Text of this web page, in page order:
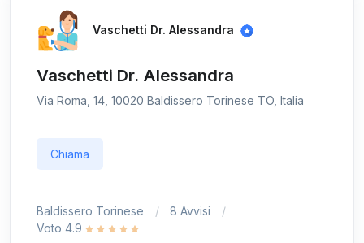
Vaschetti Dr. Alessandra
Vaschetti Dr. Alessandra
Via Roma, 14, 10020 Baldissero Torinese TO, Italia
Chiama
Baldissero Torinese
8 Avvisi
Voto 4.9